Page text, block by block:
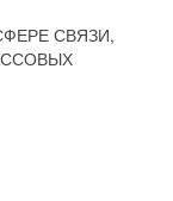
СВЯЗИ,